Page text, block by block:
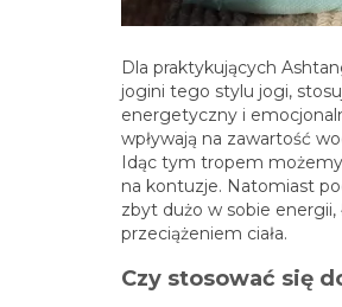
Dla praktykujących
jogini tego stylu jogi,
energetyczny i
wpływają na zawartość
Idąc tym tropem możemy
na kontuzje. Natomiast
zbyt dużo w sobie energii,
przeciążeniem ciała.
Czy stosować się